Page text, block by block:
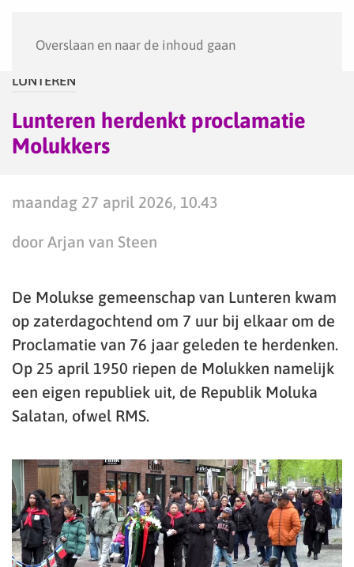
Overslaan en naar de inhoud gaan
LUNTEREN
Lunteren herdenkt proclamatie
Molukkers
maandag 27 april 2026, 10.43
door Arjan van Steen
De Molukse gemeenschap van Lunteren kwam
op zaterdagochtend om 7 uur bij elkaar om de
Proclamatie van 76 jaar geleden te herdenken.
Op 25 april 1950 riepen de Molukken namelijk
een eigen republiek uit, de Republik Moluka
Salatan, ofwel RMS.